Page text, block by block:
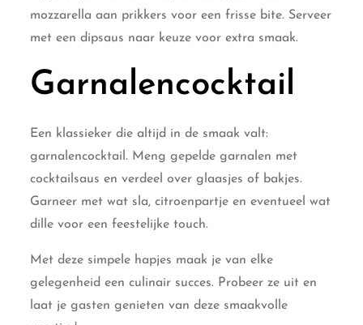
mozzarella aan prikkers voor een frisse bite. Serveer
met een dipsaus naar keuze voor extra smaak.
Garnalencocktail
Een klassieker die altijd in de smaak valt:
garnalencocktail. Meng gepelde garnalen met
cocktailsaus en verdeel over glaasjes of bakjes.
Garneer met wat sla, citroenpartje en eventueel wat
dille voor een feestelijke touch.
Met deze simpele hapjes maak je van elke
gelegenheid een culinair succes. Probeer ze uit en
laat je gasten genieten van deze smaakvolle